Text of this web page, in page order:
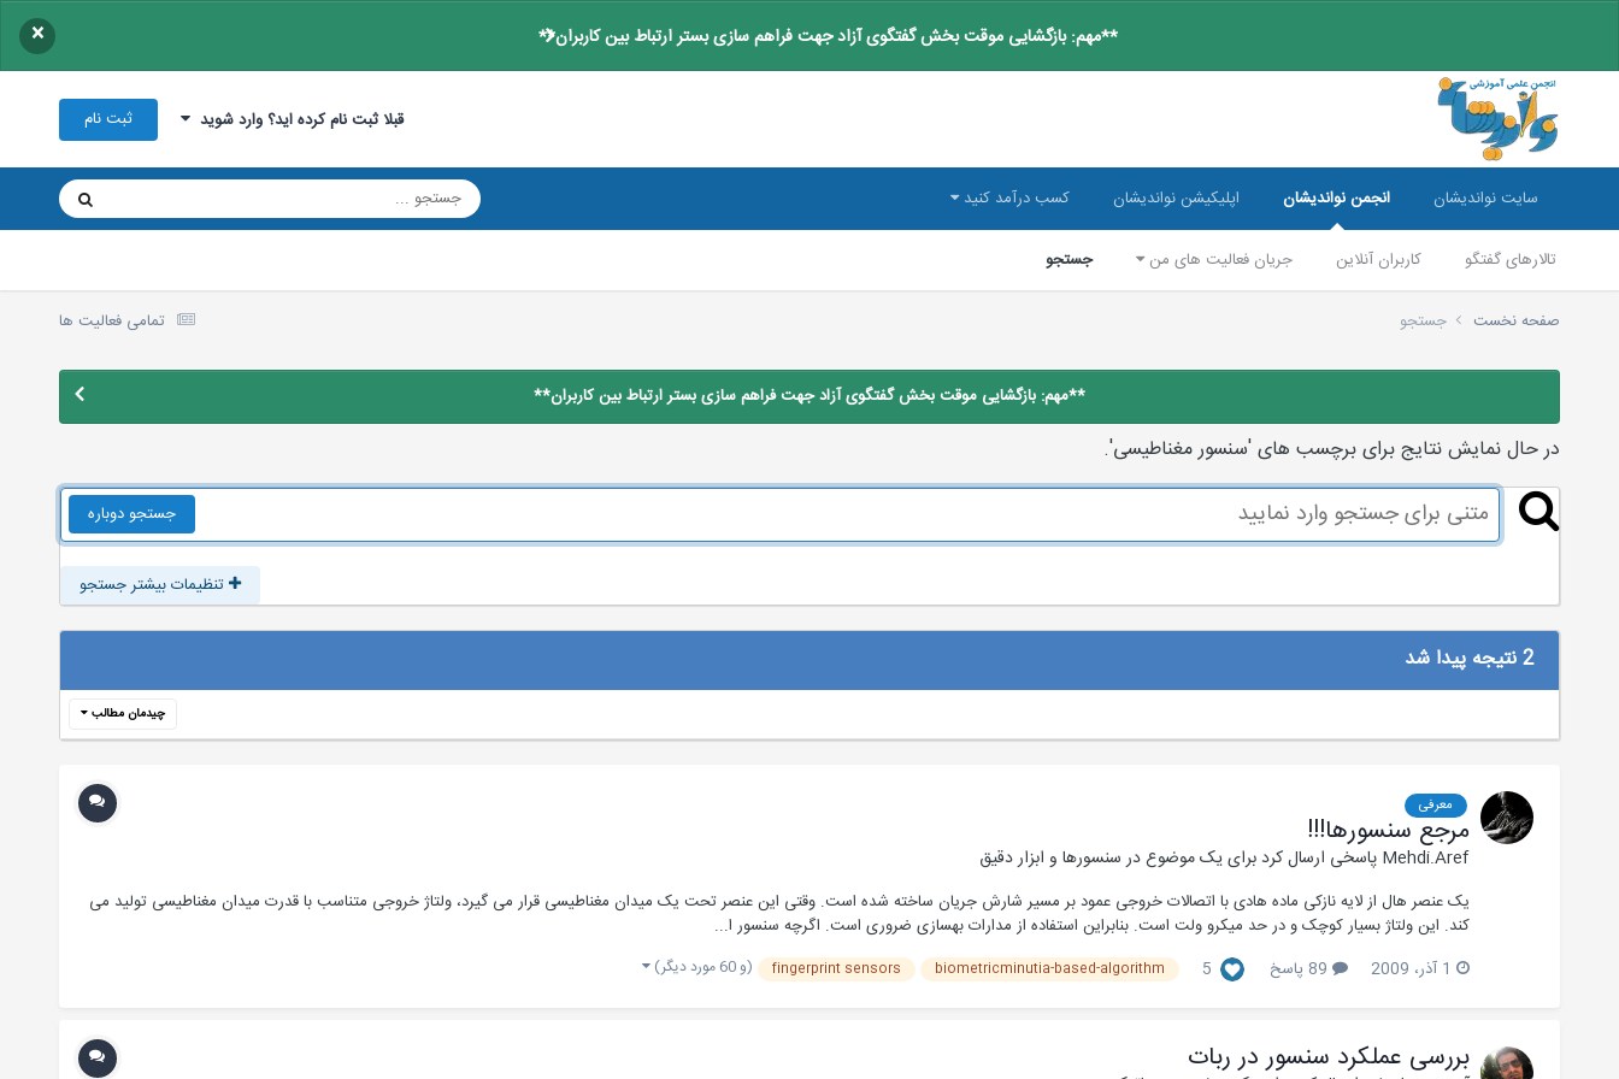
**مهم: بازگشایی موقت بخش گفتگوی آزاد جهت فراهم سازی بستر ارتباط بین کاربران** ×
قبلا ثبت نام کرده اید؟ وارد شوید ثبت نام
سایت نواندیشان انجمن نواندیشان
تالارهای گفتگو کاربران آنلاین جریان فعالیت های من جستجو
اپلیکیشن نواندیشان کسب درآمد کنید
تمامی فعالیت ها صفحه نخست جستجو
**مهم: بازگشایی موقت بخش گفتگوی آزاد جهت فراهم سازی بستر ارتباط بین کاربران**
در حال نمایش نتایج برای برچسب های 'سنسور مغناطيسی'.
جستجو دوباره
تنظیمات بیشتر جستجو
2 نتیجه پیدا شد
چیدمان مطالب
معرفی
مرجع سنسورها!!!
Mehdi.Aref پاسخی ارسال کرد برای یک موضوع درسنسورها و ابزار دقیق
یک عنصر هال از لایه نازکی ماده هادی با اتصالات خروجی عمود بر مسیر شارش جریان ساخته شده است. وقتی این عنصر تحت یک میدان مغناطیسی قرار می گیرد، ولتاژ خروجی متناسب با قدرت میدان مغناطیسی تولید می
کند. این ولتاژ بسیار کوچک و در حد میکرو ولت است. بنابراین استفاده از مدارات بهسازی ضروری است. اگرچه سنسور ا...
1 آذر، 2009
89 پاسخ 5
biometricminutia-based-algorithm
fingerprint sensors (و 60 مورد دیگر)
بررسی عملکرد سنسور در ربات